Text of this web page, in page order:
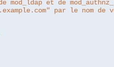
mod_ldap et de
par le nom de